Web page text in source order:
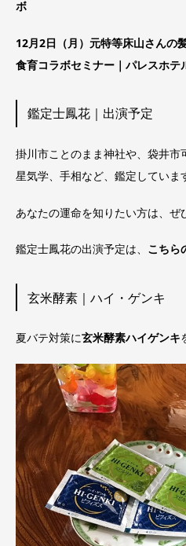
ボ
12月2日（月）元特等床山さんの
食育コラボセミナー｜パレスホテ
鑑定士鳳花｜出演予定
掛川市ことのまま神社や、袋井
星気学、手相など、鑑定していま
あなたの運命を知りたい方は、ぜ
鑑定士鳳花の出演予定は、 こちら
玄米酵素｜ハイ・ゲンキ
夏バテ対策に玄米酵素ハイゲンキ